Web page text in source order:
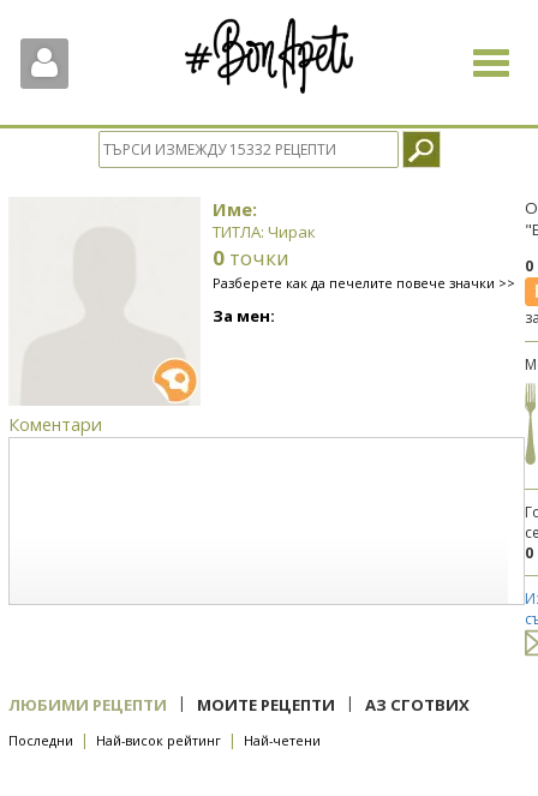
Toggle
Име:
ТИТЛА: Чирак
0 точки
Разберете как да печелите повече значки >>
За мен:
Коментари
0
ЛЮБИМИ РЕЦЕПТИ | МОИТЕ РЕЦЕПТИ | АЗ СГОТВИХ
Последни | Най-висок рейтинг | Най-четени